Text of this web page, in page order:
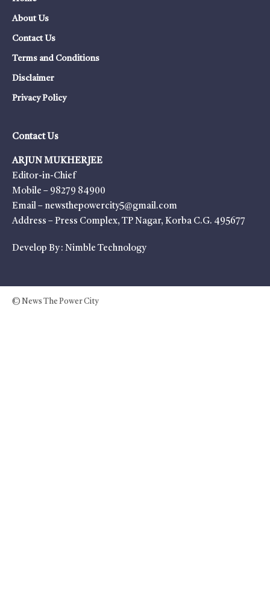
About Us
Contact Us
Terms and Conditions
Disclaimer
Privacy Policy
Contact Us
ARJUN MUKHERJEE
Editor-in-Chief
Mobile – 98279 84900
Email – newsthepowercity5@gmail.com
Address – Press Complex, TP Nagar, Korba C.G. 495677
Develop By : Nimble Technology
© News The Power City